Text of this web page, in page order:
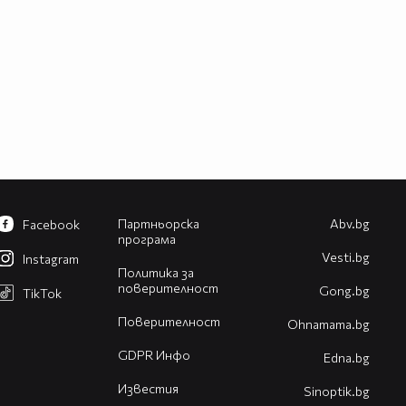
Партньорска
програма
Политика за
поверителност
Поверителност
GDPR Инфо
Известия
Facebook
Instagram
TikTok
Abv.bg
Vesti.bg
Gong.bg
Оhnamama.bg
Edna.bg
Sinoptik.bg